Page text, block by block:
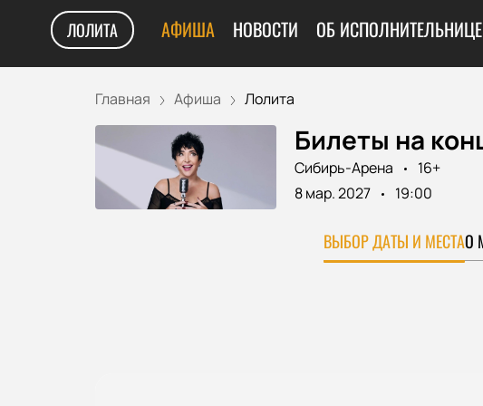
ЛОЛИТА АФИША НОВОСТИ ОБ ИСПОЛНИТЕЛЬНИЦЕ
Главная Афиша Лолита
Билеты на
Сибирь-Арена
16+
8 мар. 2027
19:00
ВЫБОР ДАТЫ И МЕСТАО